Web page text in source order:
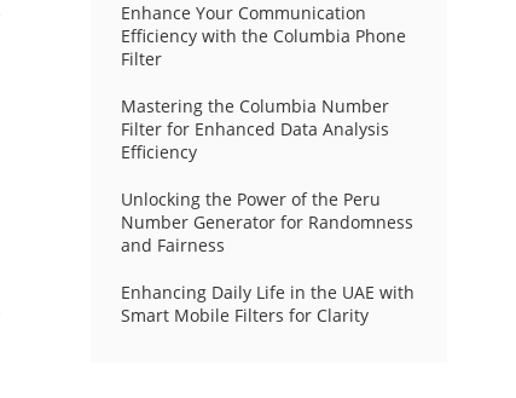
Enhance Your Communication
Efficiency with the Columbia Phone
Filter
Mastering the Columbia Number
Filter for Enhanced Data Analysis
Efficiency
Unlocking the Power of the Peru
Number Generator for Randomness
and Fairness
Enhancing Daily Life in the UAE with
Smart Mobile Filters for Clarity